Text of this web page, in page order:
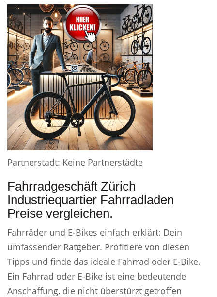
Partnerstadt: Keine Partnerstädte
Fahrradgeschäft Zürich
Industriequartier Fahrradladen
Preise vergleichen.
Fahrräder und E-Bikes einfach erklärt: Dein
umfassender Ratgeber. Profitiere von diesen
Tipps und finde das ideale Fahrrad oder E-Bike.
Ein Fahrrad oder E-Bike ist eine bedeutende
Anschaffung, die nicht überstürzt getroffen